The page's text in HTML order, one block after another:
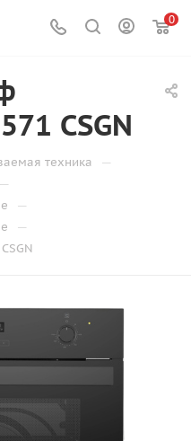
0
CSGN
техника —
—
—
—